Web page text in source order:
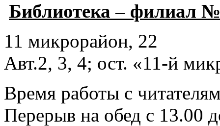
Библиотека – филиал
11 микрорайон, 22
Авт.2, 3, 4; ост. «11-й
Время работы с
Перерыв на обед с 13.00